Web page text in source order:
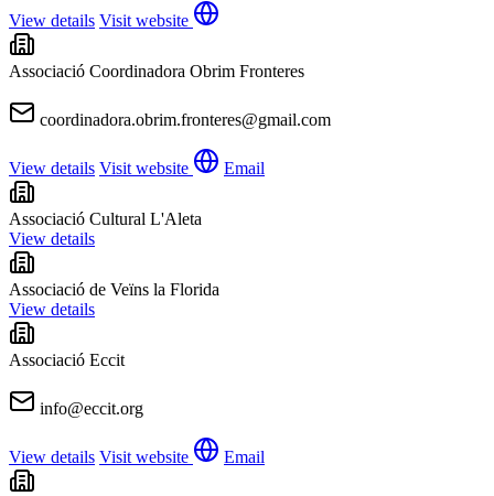
View details Visit website
Associació Coordinadora Obrim Fronteres
coordinadora.obrim.fronteres@gmail.com
View details Visit website Email
Associació Cultural L'Aleta
View details
Associació de Veïns la Florida
View details
Associació Eccit
info@eccit.org
View details Visit website Email